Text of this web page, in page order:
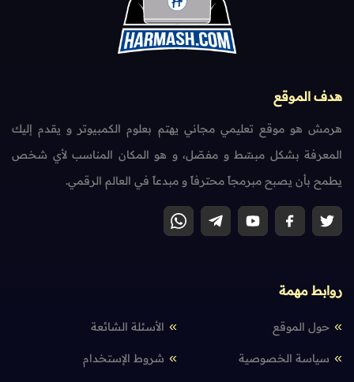
هدف الموقع
هرمش هو موقع تعليمي مجاني يهتم بعلوم الكمبيوتر و يقدم إليك
المعرفة بشكل مبسّط و مفصّل، و هو المكان المناسب لأي شخص
يطمح بأن يصبح مبرمجاً محترفاً و مبدعاً في العالم الرقمي.
روابط مهمة
حول الموقع الأسئلة الشائعة
سياسة الخصوصية شروط الإستخدام